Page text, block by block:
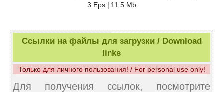
3 Eps | 11.5 Mb
Ссылки на файлы для загрузки / Download
links
Только для личного пользования! / For personal use only!
Для получения ссылок, посмотрите